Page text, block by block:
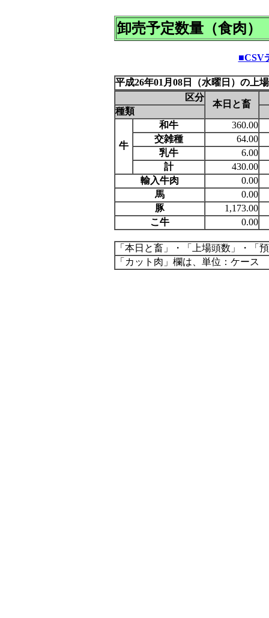
卸売予定数量（食肉）
■CSV
平成26年01月08日（水曜日）の上
区分
本日と畜
種類
牛
和牛
360.00
交雑種
64.00
乳牛
6.00
計
430.00
輸入牛肉
0.00
馬
0.00
豚
1,173.00
こ牛
0.00
「本日と畜」・「上場頭数」・「
「カット肉」欄は、単位：ケース